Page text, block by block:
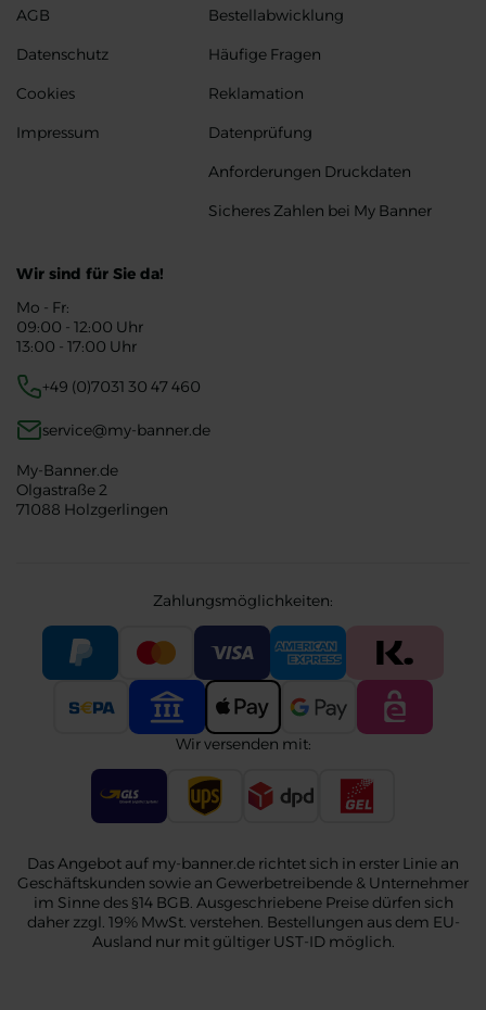
AGB
Datenschutz
Cookies
Impressum
Bestellabwicklung
Häufige Fragen
Reklamation
Datenprüfung
Anforderungen Druckdaten
Sicheres Zahlen bei My Banner
Wir sind für Sie da!
Mo - Fr:
09:00 - 12:00 Uhr
13:00 - 17:00 Uhr
+49 (0)7031 30 47 460
service@my-banner.de
My-Banner.de
Olgastraße 2
71088 Holzgerlingen
Zahlungsmöglichkeiten:
Wir versenden mit:
Das Angebot auf my-banner.de richtet sich in erster Linie an
Geschäftskunden sowie an Gewerbetreibende & Unternehmer
im Sinne des §14 BGB. Ausgeschriebene Preise dürfen sich
daher zzgl. 19% MwSt. verstehen. Bestellungen aus dem EU-
Ausland nur mit gültiger UST-ID möglich.